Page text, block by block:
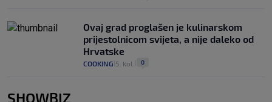
Ovaj grad proglašen je kulinarskom
prijestolnicom svijeta, a nije daleko od
Hrvatske
COOKING 5. kol. 0
SHOWBIZ